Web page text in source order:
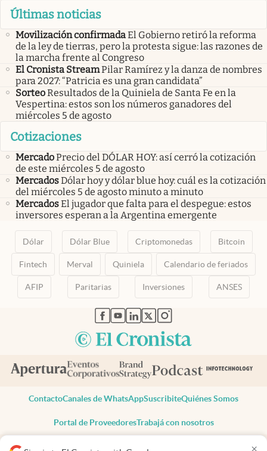
Últimas noticias
Movilización confirmadaEl Gobierno retiró la reforma
de la ley de tierras, pero la protesta sigue: las razones de
la marcha frente al Congreso
El Cronista StreamPilar Ramírez y la danza de nombres
para 2027: “Patricia es una gran candidata”
SorteoResultados de la Quiniela de Santa Fe en la
Vespertina: estos son los números ganadores del
miércoles 5 de agosto
Cotizaciones
MercadoPrecio del DÓLAR HOY: así cerró la cotización
de este miércoles 5 de agosto
MercadosDólar hoy y dólar blue hoy: cuál es la cotización
del miércoles 5 de agosto minuto a minuto
MercadosEl jugador que falta para el despegue: estos
inversores esperan a la Argentina emergente
Dólar Dólar Blue Criptomonedas Bitcoin
Fintech Merval Quiniela Calendario de feriados
AFIP Paritarias Inversiones ANSES
abre en nueva pestaña
abre en nueva pestaña
abre en nueva pestaña
abre en nueva pestaña
abre en nueva pestaña
ContactoCanales de WhatsAppSuscribiteQuiénes Somos
Portal de ProveedoresTrabajá con nosotros